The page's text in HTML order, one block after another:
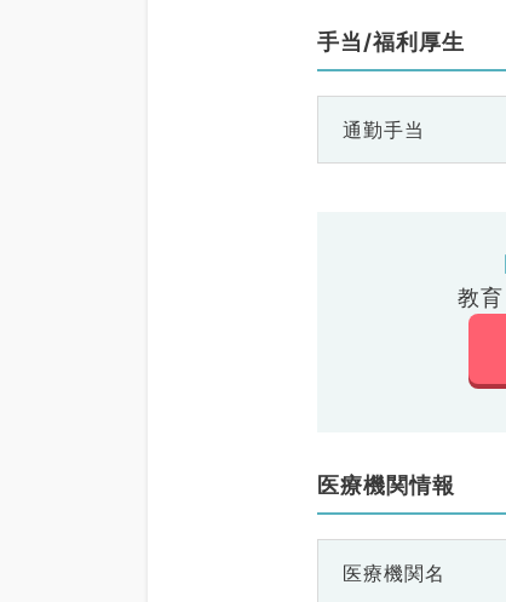
手当/福利厚生
通勤手当
教
医療機関情報
医療機関名